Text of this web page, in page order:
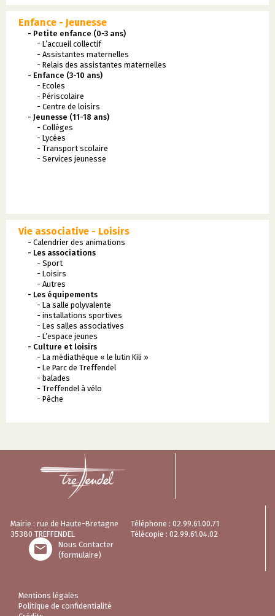
Enfance - Jeunesse
- Petite enfance (0-3 ans)
- L’accueil collectif
- Assistantes maternelles
- Relais des assistantes maternelles
- Enfance (3-10 ans)
- Ecoles
- Périscolaire
- Centre de loisirs
- Jeunesse (11-18 ans)
- Collèges
- Lycées
- Transport scolaire
- Services jeunesse
Vie associative - Loisirs
- Calendrier des animations
- Les associations
- Sport
- Loisirs
- Autres
- Les équipements
- La salle polyvalente
- installations sportives
- Les salles associatives
- L’espace jeunes
- Culture et loisirs
- La médiathèque « le lutin Kili »
- Le Parc de Treffendel
- balades
- Treffendel à vélo
- Pêche
Mairie : rue de Haute-Bretagne
35380 TREFFENDEL
Téléphone : 02.99.61.00.71
Télécopie : 02.99.61.04.02

Nous Contacter
(formulaire)
Mentions légales
Politique de confidentialité